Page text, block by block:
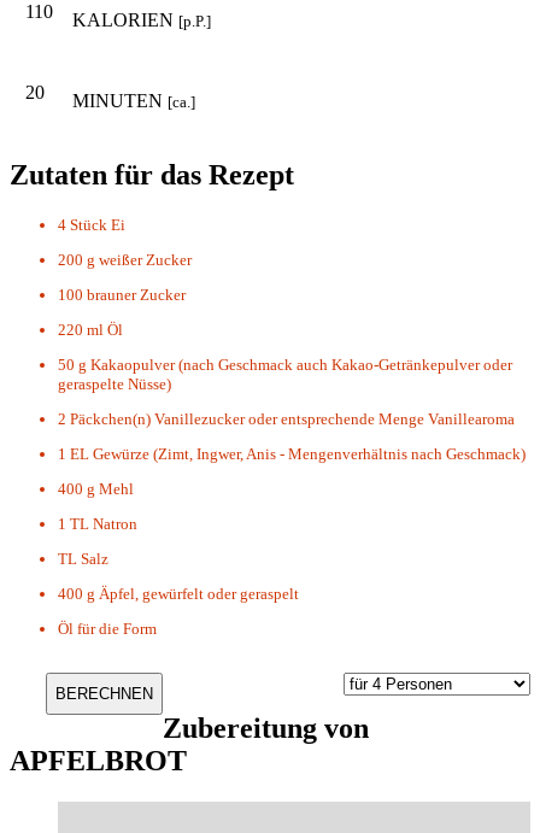
110 KALORIEN [p.P.]
20 MINUTEN [ca.]
Zutaten für das Rezept
4 Stück Ei
200 g weißer Zucker
100 brauner Zucker
220 ml Öl
50 g Kakaopulver (nach Geschmack auch Kakao-Getränkepulver oder
geraspelte Nüsse)
2 Päckchen(n) Vanillezucker oder entsprechende Menge Vanillearoma
1 EL Gewürze (Zimt, Ingwer, Anis - Mengenverhältnis nach Geschmack)
400 g Mehl
1 TL Natron
TL Salz
400 g Äpfel, gewürfelt oder geraspelt
Öl für die Form
Zubereitung von
APFELBROT